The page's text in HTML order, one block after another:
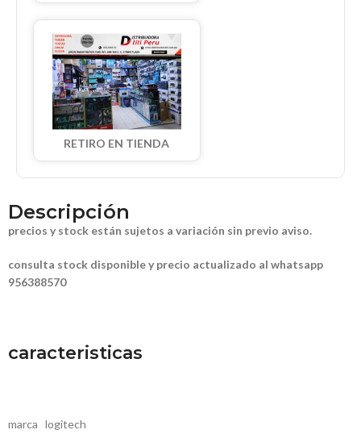
RETIRO EN TIENDA
Descripción
precios y stock están sujetos a variación sin previo aviso.
consulta stock disponible y precio actualizado al whatsapp
956388570
caracteristicas
marca logitech